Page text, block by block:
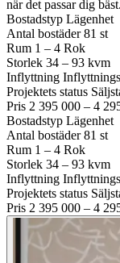
när det passar dig bäst.
Bostadstyp Lägenhet
Antal bostäder 81 st
Rum 1 – 4 Rok
Storlek 34 – 93 kvm
Inflyttning
Projektets status
Pris 2 395 000 – 4
Bostadstyp Lägenhet
Antal bostäder 81 st
Rum 1 – 4 Rok
Storlek 34 – 93 kvm
Inflyttning
Projektets status
Pris 2 395 000 – 4